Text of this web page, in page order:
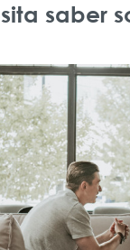
saber